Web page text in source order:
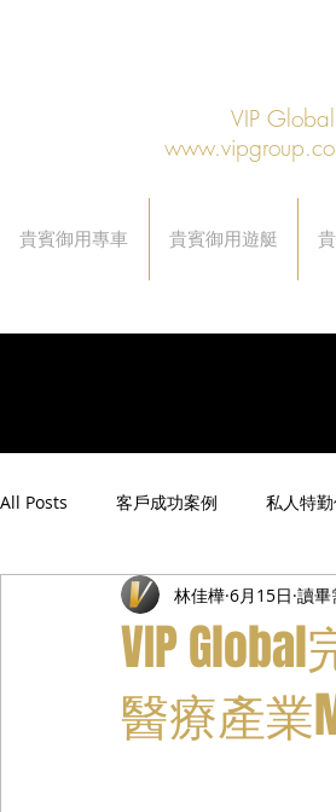
VIP
貴賓御用專車 貴賓御用遊艇
All Posts 客戶成功案例 私人特
禮遇通關服務 主管專業司機
VIP
醫療產業
林佳樺 6月15日 讀畢